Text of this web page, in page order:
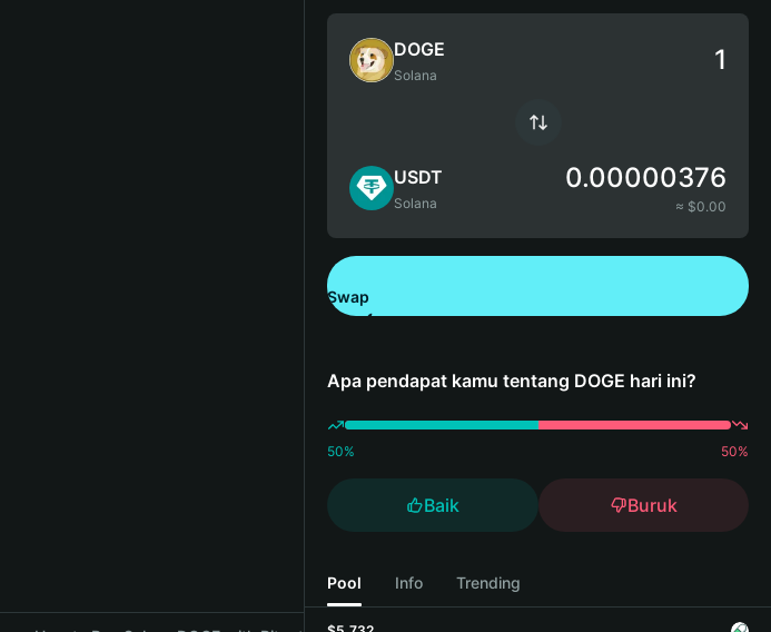
DOGE
Solana
USDT
Solana
0.00000376
≈ $0.00
Swap
Apa pendapat kamu tentang DOGE hari ini?
50% 50%
Baik Buruk
Pool Info Trending